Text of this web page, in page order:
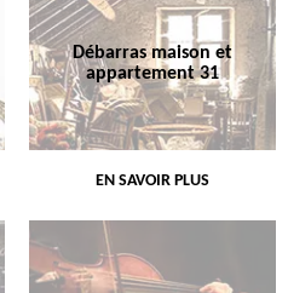
Débarras maison et
appartement 31
EN SAVOIR PLUS